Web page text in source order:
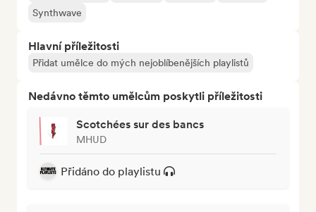
Synthwave
Hlavní příležitosti
Přidat umělce do mých nejoblíbenějších playlistů
Nedávno těmto umělcům poskytli příležitosti
Scotchées sur des bancs
MHUD
Přidáno do playlistu